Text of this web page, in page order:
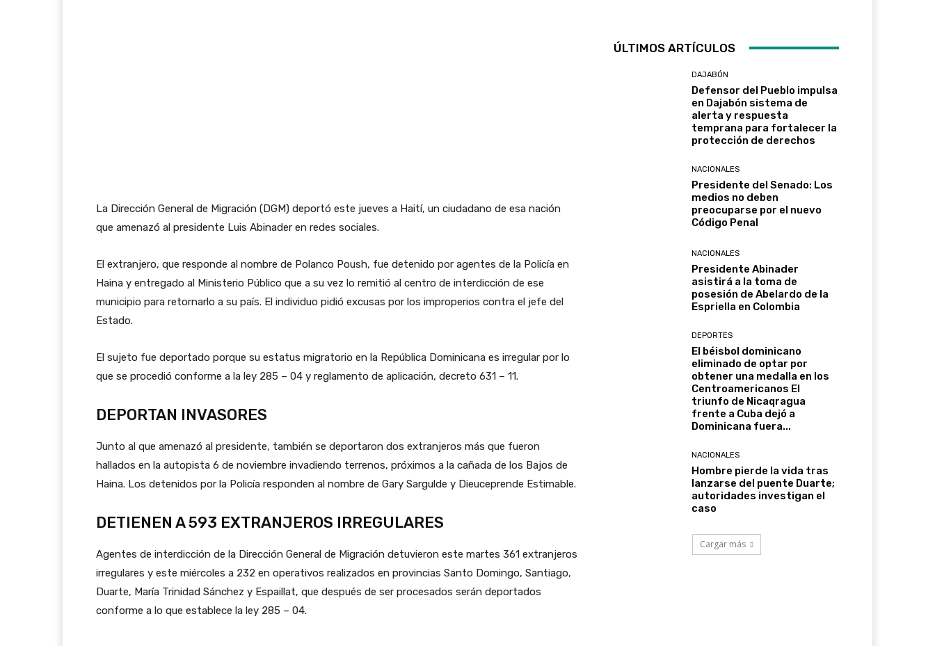
La Dirección General de Migración (DGM) deportó este jueves a Haití, un ciudadano de esa nación
que amenazó al presidente Luis Abinader en redes sociales.
El extranjero, que responde al nombre de Polanco Poush, fue detenido por agentes de la Policía en
Haina y entregado al Ministerio Público que a su vez lo remitió al centro de interdicción de ese
municipio para retornarlo a su país. El individuo pidió excusas por los improperios contra el jefe del
Estado.
El sujeto fue deportado porque su estatus migratorio en la República Dominicana es irregular por lo
que se procedió conforme a la ley 285 – 04 y reglamento de aplicación, decreto 631 – 11.
DEPORTAN INVASORES
Junto al que amenazó al presidente, también se deportaron dos extranjeros más que fueron
hallados en la autopista 6 de noviembre invadiendo terrenos, próximos a la cañada de los Bajos de
Haina. Los detenidos por la Policía responden al nombre de Gary Sargulde y Dieuceprende Estimable.
DETIENEN A 593 EXTRANJEROS IRREGULARES
Agentes de interdicción de la Dirección General de Migración detuvieron este martes 361 extranjeros
irregulares y este miércoles a 232 en operativos realizados en provincias Santo Domingo, Santiago,
Duarte, María Trinidad Sánchez y Espaillat, que después de ser procesados serán deportados
conforme a lo que establece la ley 285 – 04.
ÚLTIMOS ARTÍCULOS
DAJABÓN
Defensor del Pueblo impulsa
en Dajabón sistema de
alerta y respuesta
temprana para fortalecer la
protección de derechos
NACIONALES
Presidente del Senado: Los
medios no deben
preocuparse por el nuevo
Código Penal
NACIONALES
Presidente Abinader
asistirá a la toma de
posesión de Abelardo de la
Espriella en Colombia
DEPORTES
El béisbol dominicano
eliminado de optar por
obtener una medalla en los
Centroamericanos El
triunfo de Nicaqragua
frente a Cuba dejó a
Dominicana fuera...
NACIONALES
Hombre pierde la vida tras
lanzarse del puente Duarte;
autoridades investigan el
caso
Cargar más